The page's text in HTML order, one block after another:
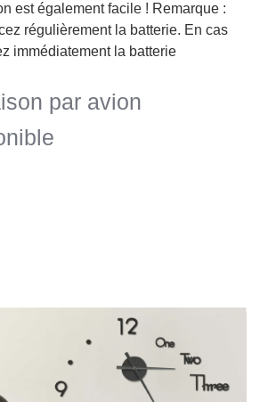
est également facile ! Remarque :
régulièrement la batterie. En cas
immédiatement la batterie
par avion